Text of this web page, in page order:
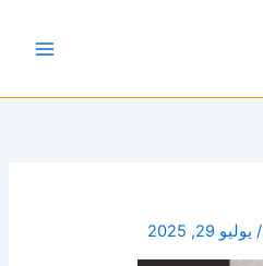
/ يوليو 29, 2025